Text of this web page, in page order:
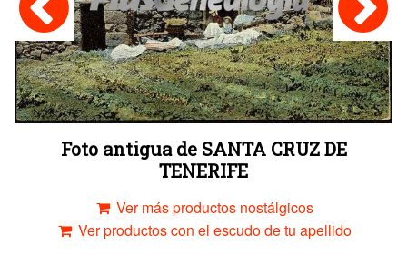
Foto antigua de SANTA CRUZ DE
TENERIFE
Ver más productos nostálgicos
Ver productos con el escudo de tu apellido